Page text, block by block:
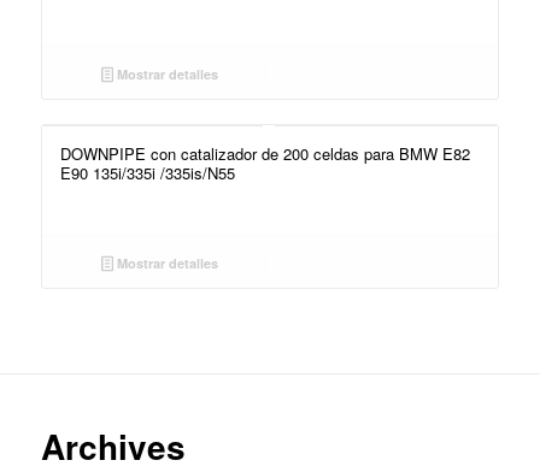
Mostrar detalles
DOWNPIPE con catalizador de 200 celdas para BMW E82
E90 135i/335i /335is/N55
Mostrar detalles
Archives